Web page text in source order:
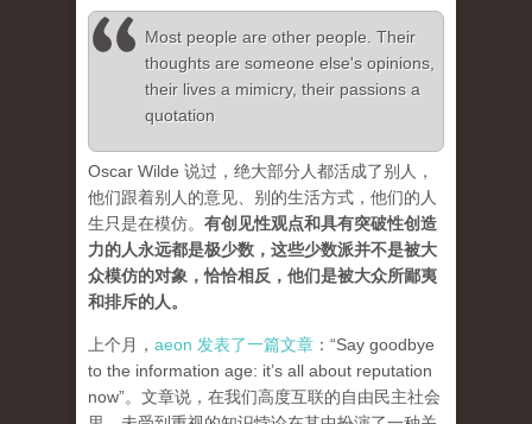
Most people are other people. Their
thoughts are someone else's opinions,
their lives a mimicry, their passions a
quotation
Oscar Wilde 说过，绝大部分人都活成了别人，
他们跟着别人的意见、别的生活方式，他们的人
生只是在模仿。 有创见性观点和具有突破性创造
力的人永远都是极少数，这些少数派并不是被大
众模仿的对象，恰恰相反，他们是被大众所鄙夷
和排斥的人。
上个月， aeon 发表了一篇文章 ：“Say goodbye
to the information age: it’s all about reputation
now”。文章说，在我们高度互联的自由民主社会